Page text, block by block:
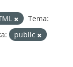
Tema:
public